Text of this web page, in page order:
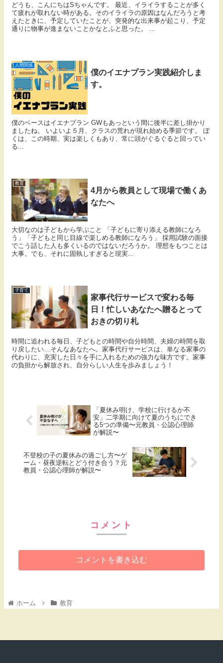
どうも、こんにちはSちゃんです。 最近、イライラすることが多く
て疲れが取れない時がある。そのイライラの原因はなんだろうと考
えたときに、予定していたことが、突発的な出来事が起こり、予定
通りに物事が進まないことかなとふと思った。 ...
人間関係
僕のイエナプラン実践紹介しま
す。
僕のベースはイエナプラン GWもあっという間に後半に差し掛かり
ましたね。 いよいよ５月、クラスの荒れが現れ始める季節です。 ぼ
くは、この時期、実は楽しくもあり、常に頭がぐるぐると回ってい
る...
教育
4月から教員として現場で働くあ
なたへ
大切なのは子どもから学ぶこと 「子どもに寄り添える教師になろ
う」「子どもと同じ目線で楽しめる教師になろう」 採用試験の面接
でこう話した人も多くいるのではないだろうか。 理想をもつことは
大事。でも、それに固執しすぎると現実...
子育て
家事代行サービスで変わる毎
日！忙しいあなたへ贈るとって
おきの切り札
時間に追われる毎日、子どもとの時間や自分時間、夫婦の時間を取
り戻したい…そんなあなたへ。家事代行サービスは、単なる家事の
代わりに、充実した日々を手に入れるための強力な味方です。家事
の負担から解放され、自分らしい人生を歩みましょう！
「夏休み明け、学校に行けるか不
安」二学期に向けて夏のうちにでき
る5つの準備〜元教員・公認心理師
が解説〜
不登校の子の夏休みの過ごし方〜ゲ
ーム・昼夜逆転とどう付き合う？元
教員・公認心理師が解説〜
コメント
コメントを書き込む
ホーム 教育